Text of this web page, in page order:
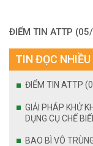
ĐIỂM
TIN ĐỌC NHIỀU
GIẢI PHÁP KHỬ
DỤNG CỤ CHẾ
BAO BÌ VÔ